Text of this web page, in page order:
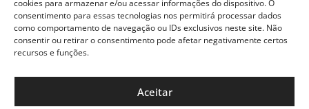
cookies para armazenar e/ou acessar informações do dispositivo. O
consentimento para essas tecnologias nos permitirá processar dados
como comportamento de navegação ou IDs exclusivos neste site. Não
consentir ou retirar o consentimento pode afetar negativamente certos
recursos e funções.
Aceitar